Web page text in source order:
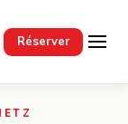
Réserver